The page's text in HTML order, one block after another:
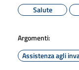
Salute
Argomenti:
Assistenza agli